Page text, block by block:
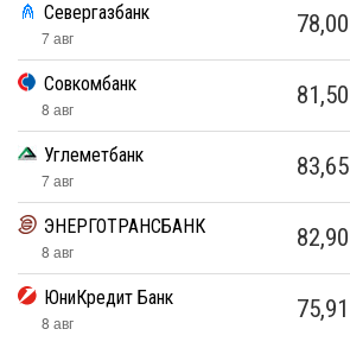
Севергазбанк
7 авг 78,00
Совкомбанк
8 авг 81,50
Углеметбанк
7 авг 83,65
ЭНЕРГОТРАНСБАНК
8 авг 82,90
ЮниКредит Банк
8 авг 75,91